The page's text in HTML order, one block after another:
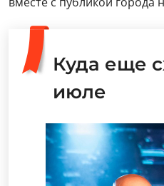
Куда еще
июле